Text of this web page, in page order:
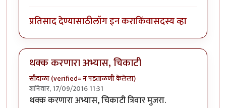
प्रतिसाद देण्यासाठीलॉग इन कराकिंवासदस्य व्हा
थक्क करणारा अभ्यास, चिकाटी
सौंदाळा (verified= न पडताळणी केलेला)
शनिवार, 17/09/2016 11:31
थक्क करणारा अभ्यास, चिकाटी त्रिवार मुजरा.